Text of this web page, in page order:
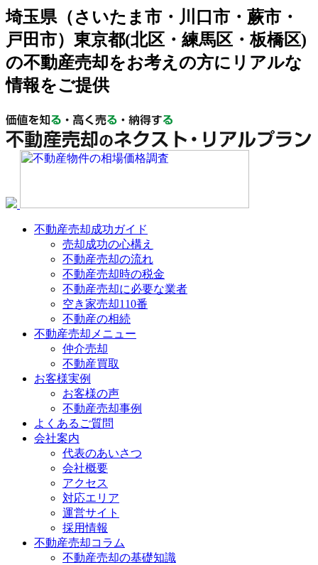
埼玉県（さいたま市・川口市・蕨市・
戸田市）東京都(北区・練馬区・板橋区)
の不動産売却をお考えの方にリアルな
情報をご提供
不動産売却成功ガイド
売却成功の心構え
不動産売却の流れ
不動産売却時の税金
不動産売却に必要な業者
空き家売却110番
不動産の相続
不動産売却メニュー
仲介売却
不動産買取
お客様実例
お客様の声
不動産売却事例
よくあるご質問
会社案内
代表のあいさつ
会社概要
アクセス
対応エリア
運営サイト
採用情報
不動産売却コラム
不動産売却の基礎知識